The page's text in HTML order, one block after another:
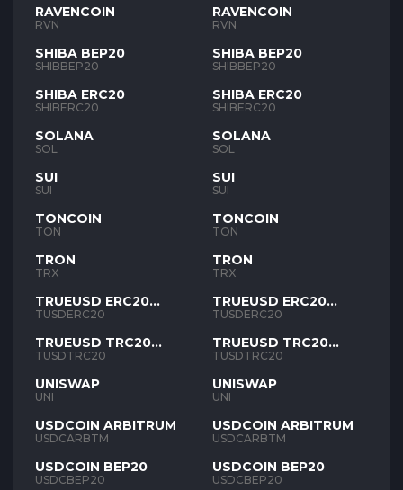
RAVENCOIN
RVN
SHIBA BEP20
SHIBBEP20
SHIBA ERC20
SHIBERC20
SOLANA
SOL
SUI
SUI
TONCOIN
TON
TRON
TRX
TRUEUSD ERC20
TUSD
TUSDERC20
TRUEUSD TRC20
TUSD
TUSDTRC20
UNISWAP
UNI
USDCOIN ARBITRUM
USDCARBTM
USDCOIN BEP20
USDCBEP20
RAVENCOIN
RVN
SHIBA BEP20
SHIBBEP20
SHIBA ERC20
SHIBERC20
SOLANA
SOL
SUI
SUI
TONCOIN
TON
TRON
TRX
TRUEUSD ERC20
TUSD
TUSDERC20
TRUEUSD TRC20
TUSD
TUSDTRC20
UNISWAP
UNI
USDCOIN ARBITRUM
USDCARBTM
USDCOIN BEP20
USDCBEP20